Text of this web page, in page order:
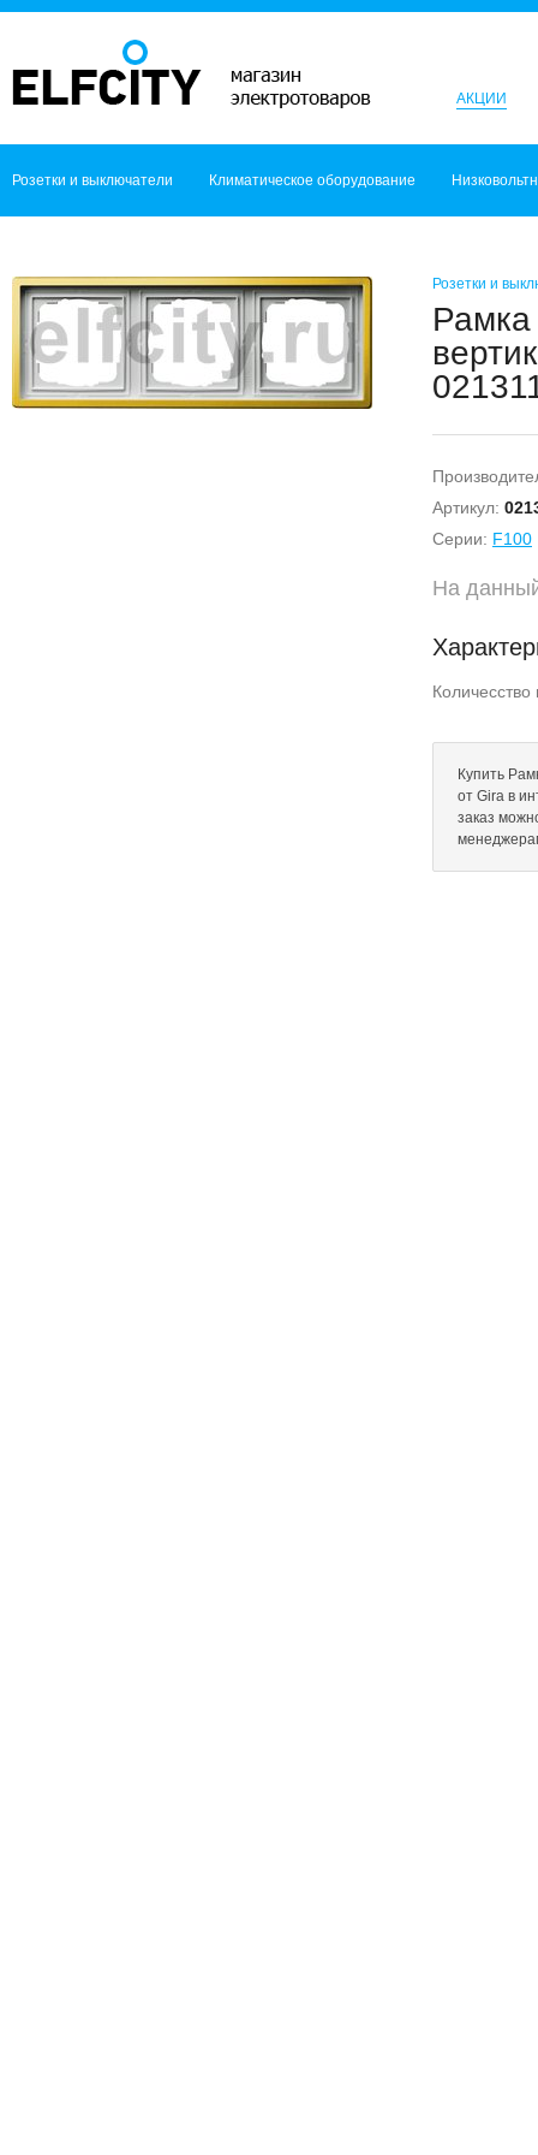
АКЦИИ
Розетки и выключатели Климатическое оборудование
Розетки и
Рамка
Артикул:
Серии: F100
На
Купить
от Gira в
заказ